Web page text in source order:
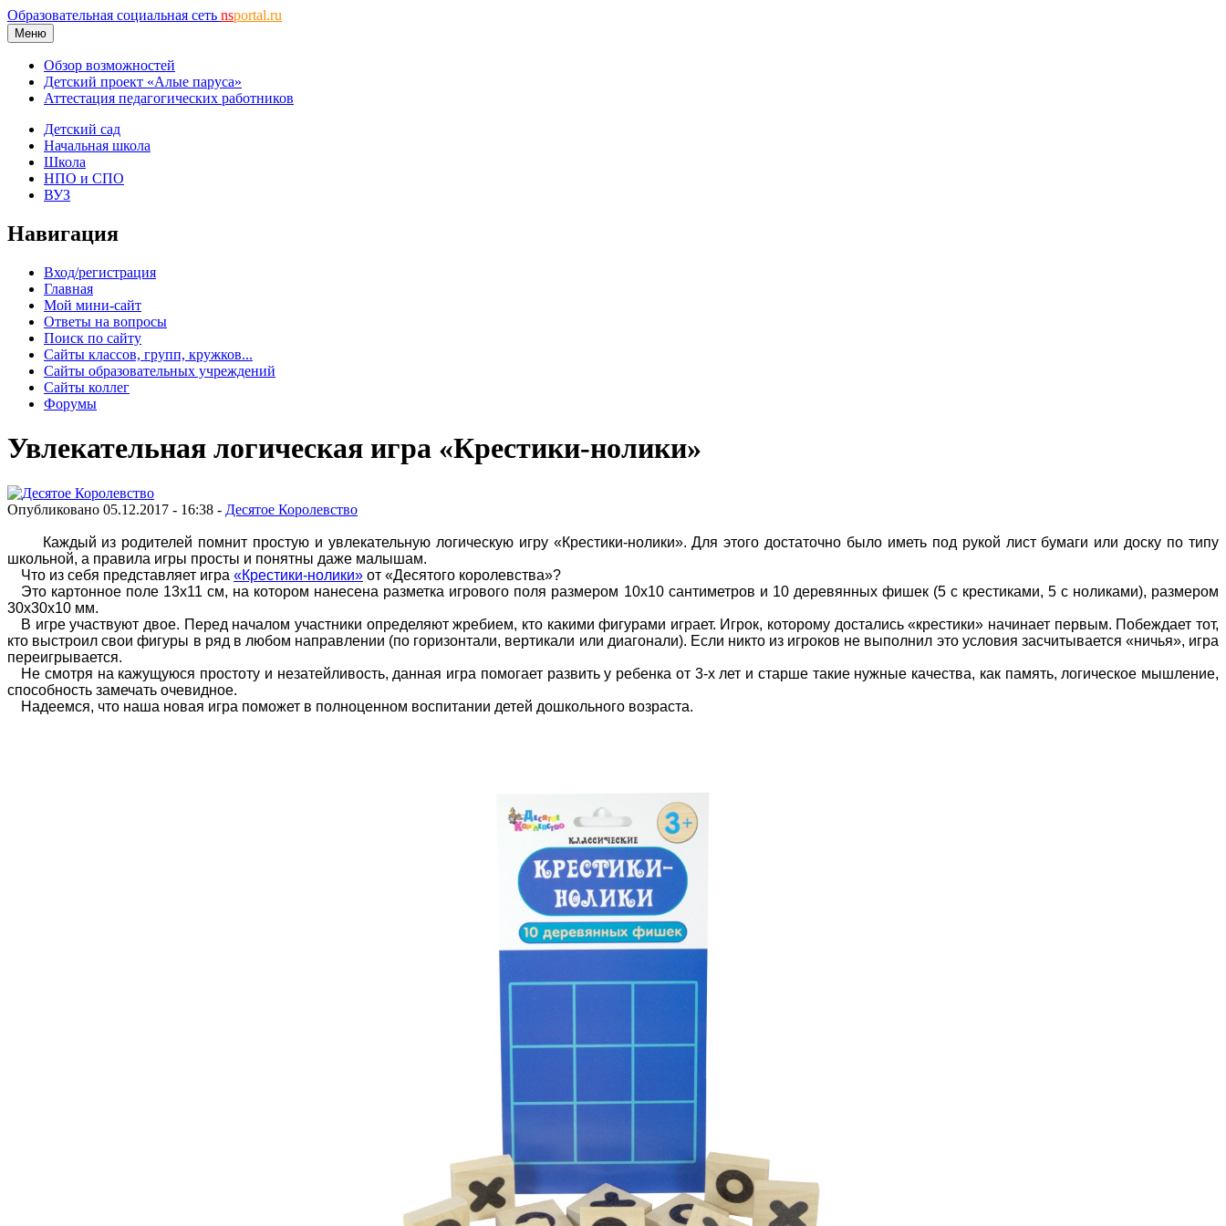
Образовательная социальная сеть nsportal.ru
Меню
Обзор возможностей
Детский проект «Алые паруса»
Аттестация педагогических работников
Детский сад
Начальная школа
Школа
НПО и СПО
ВУЗ
Навигация
Вход/регистрация
Главная
Мой мини-сайт
Ответы на вопросы
Поиск по сайту
Сайты классов, групп, кружков...
Сайты образовательных учреждений
Сайты коллег
Форумы
Увлекательная логическая игра «Крестики-нолики»
Опубликовано 05.12.2017 - 16:38 - Десятое Королевство
Каждый из родителей помнит простую и увлекательную логическую игру «Крестики-нолики». Для этого достаточно было иметь под рукой лист бумаги или доску по типу
школьной, а правила игры просты и понятны даже малышам.
Что из себя представляет игра «Крестики-нолики» от «Десятого королевства»?
Это картонное поле 13х11 см, на котором нанесена разметка игрового поля размером 10х10 сантиметров и 10 деревянных фишек (5 с крестиками, 5 с ноликами), размером
30х30х10 мм.
В игре участвуют двое. Перед началом участники определяют жребием, кто какими фигурами играет. Игрок, которому достались «крестики» начинает первым. Побеждает тот,
кто выстроил свои фигуры в ряд в любом направлении (по горизонтали, вертикали или диагонали). Если никто из игроков не выполнил это условия засчитывается «ничья», игра
переигрывается.
Не смотря на кажущуюся простоту и незатейливость, данная игра помогает развить у ребенка от 3-х лет и старше такие нужные качества, как память, логическое мышление,
способность замечать очевидное.
Надеемся, что наша новая игра поможет в полноценном воспитании детей дошкольного возраста.